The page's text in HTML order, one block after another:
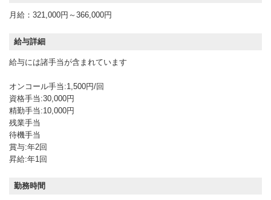
月給：321,000円～366,000円
給与詳細
給与には諸手当が含まれています
オンコール手当:1,500円/回
資格手当:30,000円
精勤手当:10,000円
残業手当
待機手当
賞与:年2回
昇給:年1回
勤務時間